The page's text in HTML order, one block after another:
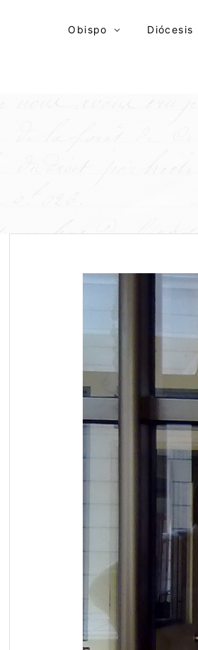
Obispo Diócesis